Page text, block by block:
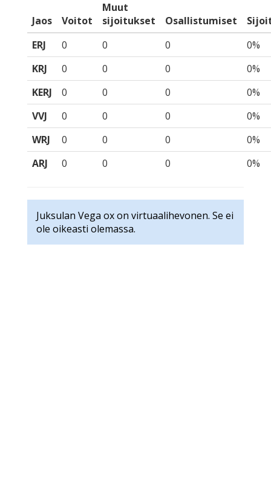
Jaos Voitot
Muut
sijoitukset
Osallistumiset
ERJ
0 0 0
0%
KRJ
0 0 0
0%
KERJ
0 0 0
0%
VVJ
0 0 0
0%
WRJ
0 0 0
0%
ARJ
0 0 0 0%
Juksulan Vega ox on virtuaalihevonen. Se ei
ole oikeasti olemassa.